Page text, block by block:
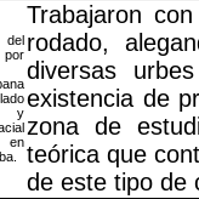
y
en
Trabajaron
rodado,
diversas
existencia de
zona de
teórica que
de este tipo de